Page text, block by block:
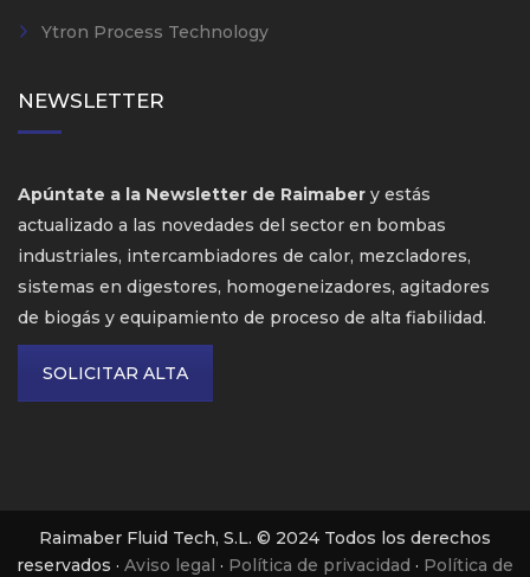
Ytron Process Technology
NEWSLETTER
Apúntate a la Newsletter de Raimaber y estás
actualizado a las novedades del sector en bombas
industriales, intercambiadores de calor, mezcladores,
sistemas en digestores, homogeneizadores, agitadores
de biogás y equipamiento de proceso de alta fiabilidad.
SOLICITAR ALTA
Raimaber Fluid Tech, S.L. © 2024 Todos los derechos
reservados · Aviso legal · Política de privacidad · Política de